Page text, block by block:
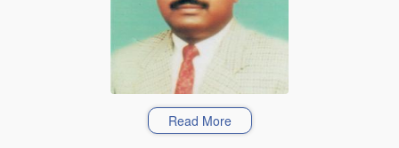
Read More